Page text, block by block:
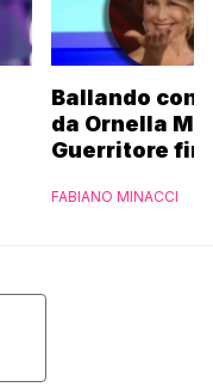
Ballando con
da Ornella
Guerritore
l’esclusiva di
FABIANO MINACCI